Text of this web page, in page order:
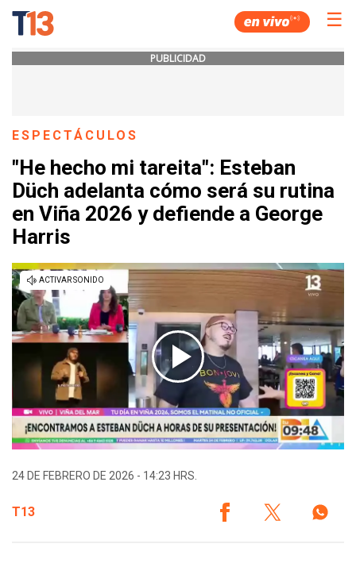
☰
PUBLICIDAD
ESPECTÁCULOS
"He hecho mi tareita": Esteban
Düch adelanta cómo será su rutina
en Viña 2026 y defiende a George
Harris
24 DE FEBRERO DE 2026 - 14:23 HRS.
T13